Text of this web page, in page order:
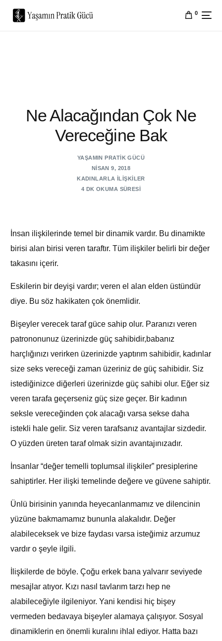
0
Ne Alacağından Çok Ne
Vereceğine Bak
YAŞAMIN PRATIK GÜCÜ
NISAN 9, 2018
KADINLARLA İLIŞKILER
4 DK OKUMA SÜRESI
İnsan ilişkilerinde temel bir dinamik vardır. Bu dinamikte
birisi alan birisi veren taraftır. Tüm ilişkiler belirli bir değer
takasını içerir.
Eskilerin bir deyişi vardır; veren el alan elden üstündür
diye. Bu söz hakikaten çok önemlidir.
Bişeyler verecek taraf güce sahip olur. Paranızı veren
patrononunuz üzerinizde güç sahibidir,babanız
harçlığınızı verirken üzerinizde yaptırım sahibidir, kadınlar
size seks vereceği zaman üzeriniz de güç sahibidir. Siz
istediğinizce diğerleri üzerinizde güç sahibi olur. Eğer siz
veren tarafa geçerseniz güç size geçer. Bir kadının
seksle vereceğinden çok alacağı varsa sekse daha
istekli hale gelir. Siz veren tarafsanız avantajlar sizdedir.
O yüzden üreten taraf olmak sizin avantajınızadır.
İnsanlar “değer temelli toplumsal ilişkiler” presiplerine
sahiptirler. Her ilişki temelinde değere ve güvene sahiptir.
Ünlü birisinin yanında heyecanlanmamız ve dilencinin
yüzüne bakmamamız bununla alakalıdır. Değer
alabileceksek ve bize faydası varsa isteğimiz arzumuz
vardır o şeyle ilgili.
İlişkilerde de böyle. Çoğu erkek bana yalvarır seviyede
mesajlar atıyor. Kızı nasıl tavlarım tarzı hep ne
alabileceğiyle ilgileniyor. Yani kendisi hiç bişey
vermeden bedavaya bişeyler alamaya çalışıyor. Sosyal
dinamiklerin en önemli kuralını ihlal ediyor. Hatta bazı